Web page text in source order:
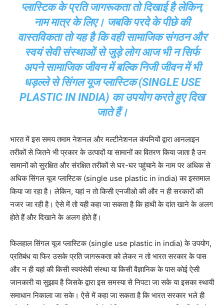
प्लास्टिक के प्रति जागरूकता तो दिखाई है लेकिन,
नाम मात्र के लिए। जबकि परदे के पीछे की
वास्तविकता तो यह है कि वही सामाजिक संगठन और
स्वयं सेवी संस्थाओं से जुड़े लोग आज भी न सिर्फ
अपने सामाजिक जीवन में बल्कि निजी जीवन में भी
धड़ल्ले से सिंगल यूज प्लास्टिक (SINGLE USE
PLASTIC IN INDIA) का उपयोग करते हुए दिख
जाते हैं।
भारत में इस समय तमाम नेशनल और मल्टीनेशनल कंपनियों द्वारा आनलाइन
तरीकों से जितने भी प्रकार के उत्पादों या सामानों का वितरण किया जाता है उन
सामानों को सुरक्षित और संरक्षित तरीकों से घर-घर पहुंचाने के नाम पर अधिक से
अधिक सिंगल यूज प्लास्टिक (single use plastic in india) का इस्तमाल
किया जा रहा है। लेकिन, यहां न तो किसी एनजीओ की और न ही सरकारों की
नजर जा रही है। ऐसे में तो यही कहा जा सकता है कि हाथी के दांत खाने के अलग
होते हैं और दिखाने के अलग होते हैं।
फिलहाल सिंगल यूज प्लास्टिक (single use plastic in india) के उपयोग,
प्रतिबंध या फिर उसके प्रति जागरूकता को लेकर न तो भारत सरकार के पास
और न ही यहां की किसी स्वयंसेवी संस्था या किसी वैज्ञानिक के पास कोई ऐसी
जानकारी या सुझाव है जिसके द्वारा इस समस्या से निपटा जा सके या इसका स्थायी
समाधान निकाला जा सके। ऐसे में कहा जा सकता है कि भारत सरकार भले ही